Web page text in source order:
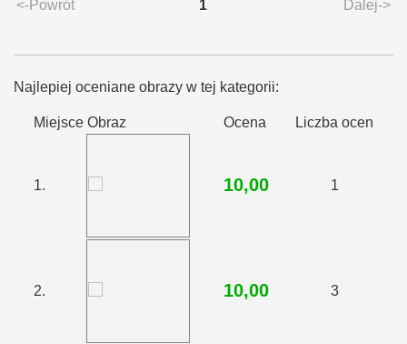
<-Powrót 1 Dalej->
Najlepiej oceniane obrazy w tej kategorii:
Miejsce Obraz Ocena Liczba ocen
1. 10,00 1
2. 10,00 3